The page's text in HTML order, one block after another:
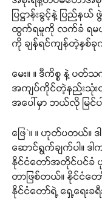
ပြဋ္ဌာန်းခွင့်နဲ့ ပြည်န
ထွက်ရမူကို လက်ခံ ရမ
ကို ချန်ရင်ကျန်တဲ့နှစ်
မေး။ ။ ဒီကိစ္စ နဲ့ ပ
အကျပ်ကိုင်တဲ့နည်းသုံး
အပေါ်မှာ ဘယ်လို မြင်
ဖြေ`။ ။ ဟုတ်ပတယ်။
ဆောင်ရွက်ချက်ပါ။ ဒါ
နိုင်ငံတော်အတိုင်ပင်ခံ ပု
တာဖြစ်တယ်။ နိုင်ငံတ
နိုင်ငံတော်ရဲ့ ရှေ့ရေးခ